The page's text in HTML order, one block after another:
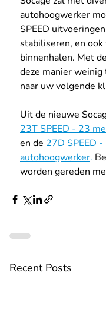
autohoogwerker
SPEED
stabiliseren, en
binnenhalen. Met
deze manier
naar uw volgende
Uit de nieuwe
23T SPEED - 23
en de 27D SPEED
autohoogwerker.
worden gereden
Recent Posts